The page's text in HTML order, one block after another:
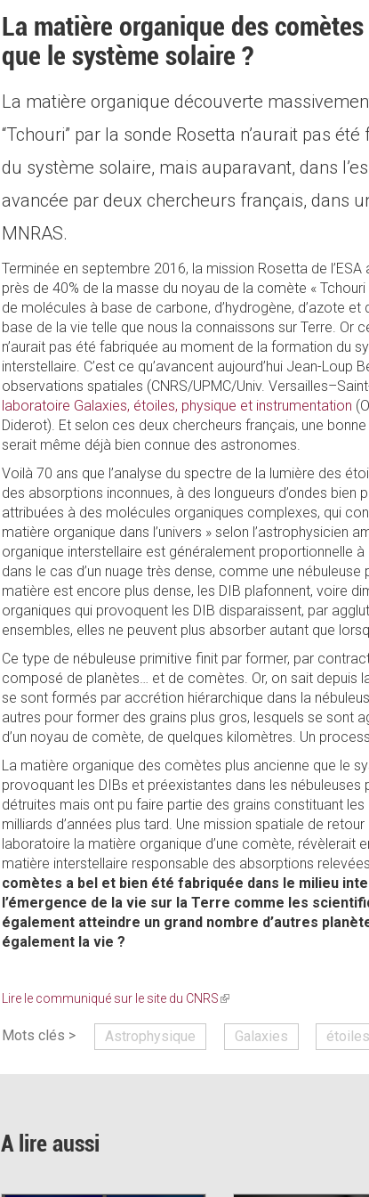
La matière organique des
que le système solaire ?
La matière organique découverte
“Tchouri” par la sonde Rosetta n’aurait pas
du système solaire, mais auparavant, dans
avancée par deux chercheurs français, dans
MNRAS.
Terminée en septembre 2016, la mission Rosetta de
près de 40% de la masse du noyau de la comète «
de molécules à base de carbone, d’hydrogène, d’azote et
base de la vie telle que nous la connaissons sur Terre. Or
n’aurait pas été fabriquée au moment de la formation du
interstellaire. C’est ce qu’avancent aujourd’hui Jean-
observations spatiales (CNRS/UPMC/Univ.
laboratoire Galaxies, étoiles, physique et instrumentation
Diderot). Et selon ces deux chercheurs français, une
serait même déjà bien connue des astronomes.
Voilà 70 ans que l’analyse du spectre de la lumière des
des absorptions inconnues, à des longueurs d’ondes bien
attribuées à des molécules organiques complexes, qui
matière organique dans l’univers » selon l’astrophysicien
organique interstellaire est généralement proportionnelle
dans le cas d’un nuage très dense, comme une
matière est encore plus dense, les DIB plafonnent, voire
organiques qui provoquent les DIB disparaissent, par
ensembles, elles ne peuvent plus absorber autant que
Ce type de nébuleuse primitive finit par former, par
composé de planètes… et de comètes. Or, on sait depuis
se sont formés par accrétion hiérarchique dans la
autres pour former des grains plus gros, lesquels se sont
d’un noyau de comète, de quelques kilomètres. Un
La matière organique des comètes plus ancienne que le
provoquant les DIBs et préexistantes dans les
détruites mais ont pu faire partie des grains constituant
milliards d’années plus tard. Une mission spatiale de
laboratoire la matière organique d’une comète, révèlerait
matière interstellaire responsable des absorptions
comètes a bel et bien été fabriquée dans le milieu
l’émergence de la vie sur la Terre comme les
également atteindre un grand nombre d’autres
également la vie ?
Lire le communiqué sur le site du CNRS(link
external)
Mots clés > Astrophysique Galaxies étoiles
A lire aussi